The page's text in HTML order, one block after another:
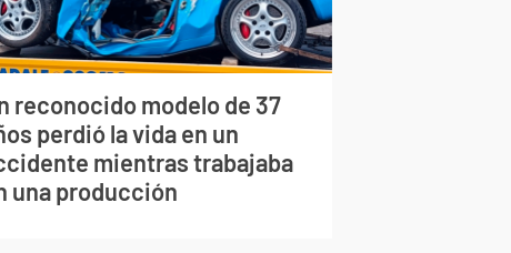
reconocido modelo de 37
perdió la vida en un
mientras trabajaba
una producción